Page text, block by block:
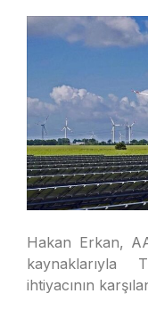
Hakan Erkan,
kaynaklarıyla
ihtiyacının